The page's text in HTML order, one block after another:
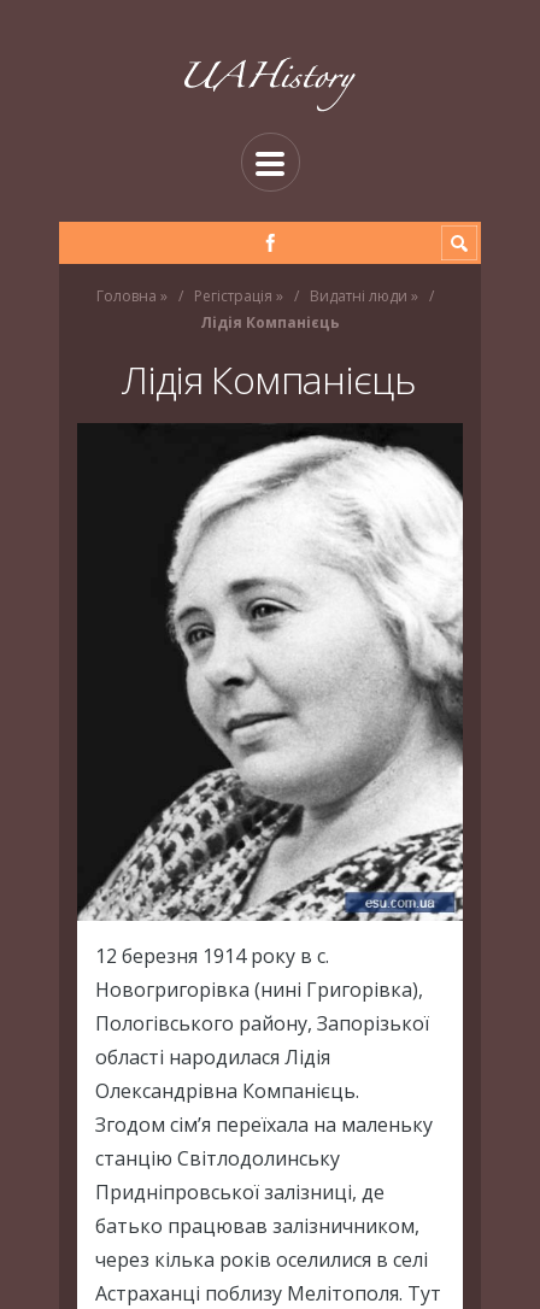
Головна » Регістрація » Видатні люди »
Лідія Компанієць
Лідія Компанієць
12 березня 1914 року в с.
Новогригорівка (нині Григорівка),
Пологівського району, Запорізької
області народилася Лідія
Олександрівна Компанієць.
Згодом сім’я переїхала на маленьку
станцію Світлодолинську
Придніпровської залізниці, де
батько працював залізничником,
через кілька років оселилися в селі
Астраханці поблизу Мелітополя. Тут